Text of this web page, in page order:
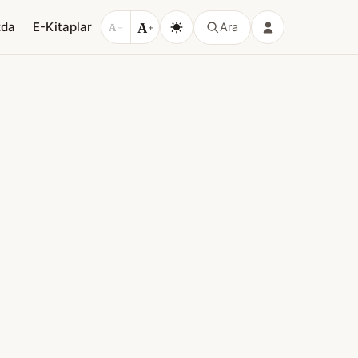
E-Kitaplar A − A+ Ara